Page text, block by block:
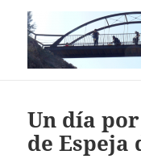
Lobos. La
Un día
de Espeja